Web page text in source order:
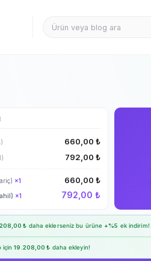
660,00 ₺
792,00 ₺
×1 660,00 ₺
×1 792,00 ₺
₺ daha eklerseniz bu ürüne +%5 ek indirim!
için19.208,00 ₺ daha ekleyin!